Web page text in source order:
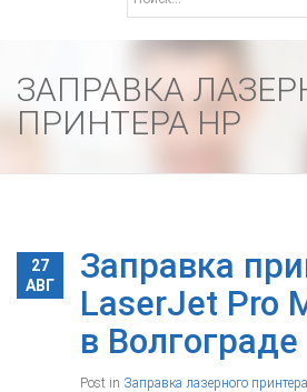
ЗАПРАВКА
ПРИНТЕРА HP
27
АВГ
Заправка
LaserJet Pro
в Волгограде
Post in Заправка лазерного